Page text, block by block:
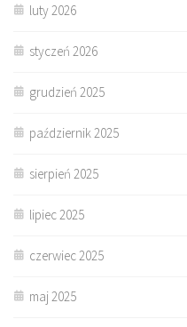
luty 2026
styczeń 2026
grudzień 2025
październik 2025
sierpień 2025
lipiec 2025
czerwiec 2025
maj 2025